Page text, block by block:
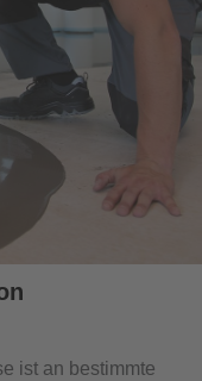
ist an bestimmte